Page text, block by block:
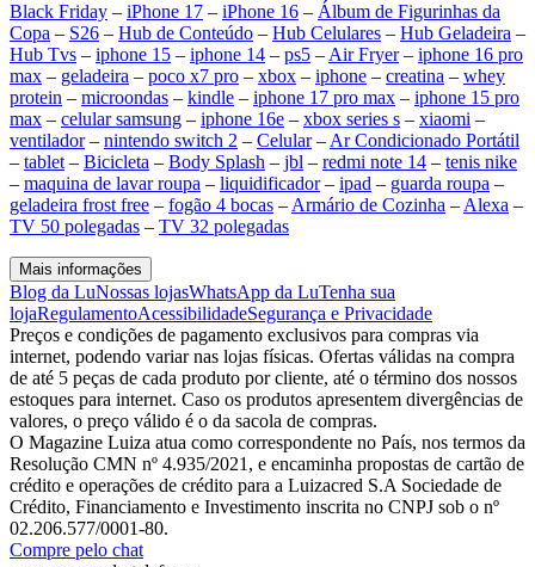
Black Friday – iPhone 17 – iPhone 16 – Álbum de Figurinhas da
Copa – S26 – Hub de Conteúdo – Hub Celulares – Hub Geladeira –
Hub Tvs – iphone 15 – iphone 14 – ps5 – Air Fryer– iphone 16 pro
max – geladeira – poco x7 pro – xbox – iphone – creatina – whey
protein – microondas – kindle – iphone 17 pro max – iphone 15 pro
max – celular samsung – iphone 16e – xbox series s – xiaomi –
ventilador– nintendo switch 2 – Celular– Ar Condicionado Portátil
– tablet – Bicicleta – Body Splash – jbl – redmi note 14 – tenis nike
– maquina de lavar roupa – liquidificador– ipad – guarda roupa –
geladeira frost free – fogão 4 bocas – Armário de Cozinha – Alexa –
TV 50 polegadas – TV 32 polegadas
Mais informações
Blog da LuNossas lojasWhatsApp da LuTenha sua
lojaRegulamentoAcessibilidadeSegurança e Privacidade
Preços e condições de pagamento exclusivos para compras via
internet, podendo variar nas lojas físicas. Ofertas válidas na compra
de até 5 peças de cada produto por cliente, até o término dos nossos
estoques para internet. Caso os produtos apresentem divergências de
valores, o preço válido é o da sacola de compras.
O Magazine Luiza atua como correspondente no País, nos termos da
Resolução CMN nº 4.935/2021, e encaminha propostas de cartão de
crédito e operações de crédito para a Luizacred S.A Sociedade de
Crédito, Financiamento e Investimento inscrita no CNPJ sob o nº
02.206.577/0001-80.
Compre pelo chat